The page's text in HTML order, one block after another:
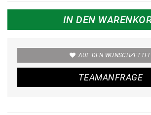
IN DEN
AUF DEN WUNSCHZETTEL
TEAMANFRAGE